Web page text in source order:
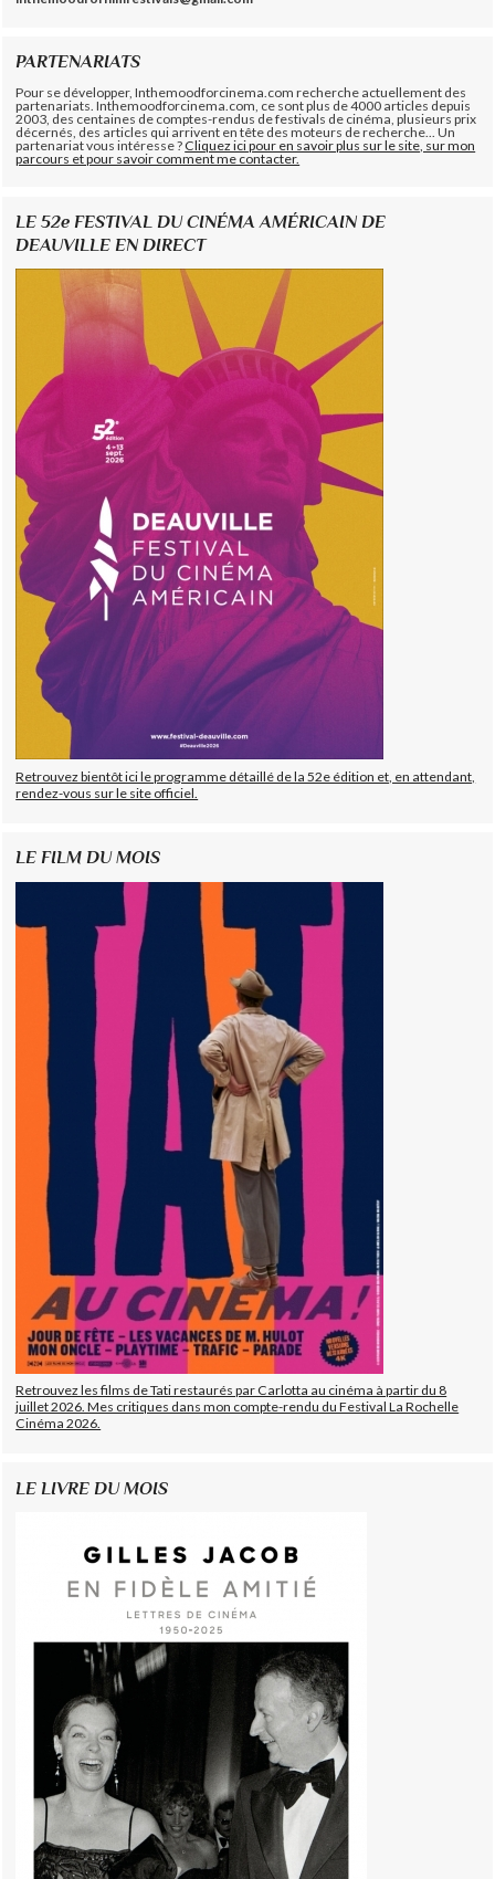
PARTENARIATS
Pour se développer, Inthemoodforcinema.com recherche actuellement des
partenariats. Inthemoodforcinema.com, ce sont plus de 4000 articles depuis
2003, des centaines de comptes-rendus de festivals de cinéma, plusieurs prix
décernés, des articles qui arrivent en tête des moteurs de recherche... Un
partenariat vous intéresse ?Cliquez ici pour en savoir plus sur le site, sur mon
parcours et pour savoir comment me contacter.
LE 52e FESTIVAL DU CINÉMA AMÉRICAIN DE
DEAUVILLE EN DIRECT
Retrouvez bientôt ici le programme détaillé de la 52e édition et, en attendant,
rendez-vous sur le site officiel.
LE FILM DU MOIS
Retrouvez les films de Tati restaurés par Carlotta au cinéma à partir du 8
juillet 2026. Mes critiques dans mon compte-rendu du Festival La Rochelle
Cinéma 2026.
LE LIVRE DU MOIS